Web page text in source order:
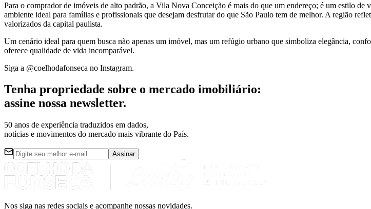
Para o comprador de imóveis de alto padrão, a Vila Nova Conceição é mais do que um endereço; é um estilo
ambiente ideal para famílias e profissionais que desejam desfrutar do que São Paulo tem de melhor. A região
valorizados da capital paulista.
Um cenário ideal para quem busca não apenas um imóvel, mas um refúgio urbano que simboliza elegância,
oferece qualidade de vida incomparável.
Siga a @coelhodafonseca no Instagram.
Tenha propriedade sobre o mercado imobiliário:
assine nossa newsletter.
50 anos de experiência traduzidos em dados,
notícias e movimentos do mercado mais vibrante do País.
Assinar
Nos siga nas redes sociais e acompanhe nossas novidades.